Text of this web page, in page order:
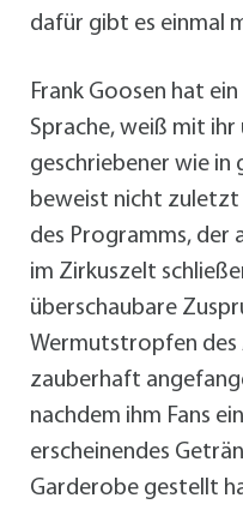
dafür gibt es einmal
Frank Goosen hat
Sprache, weiß mit ihr
geschriebener wie in
beweist nicht zuletzt
des Programms, der
im Zirkuszelt
überschaubare
Wermutstropfen des
zauberhaft
nachdem ihm Fans
erscheinendes
Garderobe gestellt